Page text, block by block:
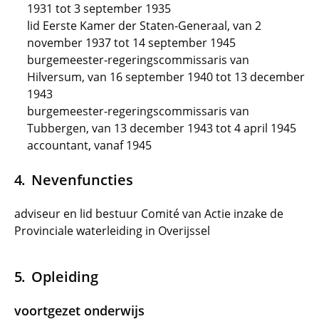
1931 tot 3 september 1935
lid Eerste Kamer der Staten-Generaal, van 2
november 1937 tot 14 september 1945
burgemeester-regeringscommissaris van
Hilversum, van 16 september 1940 tot 13 december
1943
burgemeester-regeringscommissaris van
Tubbergen, van 13 december 1943 tot 4 april 1945
accountant, vanaf 1945
Nevenfuncties
adviseur en lid bestuur Comité van Actie inzake de
Provinciale waterleiding in Overijssel
Opleiding
voortgezet onderwijs